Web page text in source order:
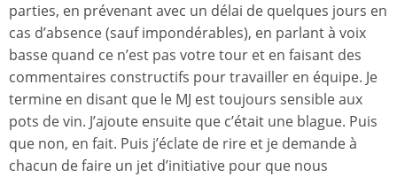
parties, en prévenant avec un délai de quelques jours en
cas d’absence (sauf impondérables), en parlant à voix
basse quand ce n’est pas votre tour et en faisant des
commentaires constructifs pour travailler en équipe. Je
termine en disant que le MJ est toujours sensible aux
pots de vin. J’ajoute ensuite que c’était une blague. Puis
que non, en fait. Puis j’éclate de rire et je demande à
chacun de faire un jet d’initiative pour que nous